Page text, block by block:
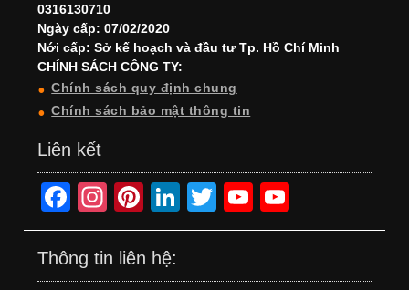
0316130710
Ngày cấp: 07/02/2020
Nới cấp: Sở kế hoạch và đầu tư Tp. Hồ Chí Minh
CHÍNH SÁCH CÔNG TY:
Chính sách quy định chung
Chính sách bảo mật thông tin
Liên kết
F
a
c
In
st
a
Pi
nt
er
Li
n
T
wi
Y
o
o
Thông tin liên hệ: